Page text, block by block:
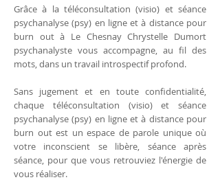
Grâce à la téléconsultation (visio) et séance
psychanalyse (psy) en ligne et à distance pour
burn out à Le Chesnay Chrystelle Dumort
psychanalyste vous accompagne, au fil des
mots, dans un travail introspectif profond.
Sans jugement et en toute confidentialité,
chaque téléconsultation (visio) et séance
psychanalyse (psy) en ligne et à distance pour
burn out est un espace de parole unique où
votre inconscient se libère, séance après
séance, pour que vous retrouviez l'énergie de
vous réaliser.